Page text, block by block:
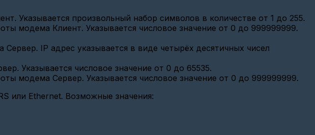
Указывается произвольный набор символов в количестве от 1 до 255.
модема Клиент. Указывается числовое значение от 0 до 999999999.
IP адрес указывается в виде четырёх десятичных чисел
Указывается числовое значение от 0 до 65535.
модема Сервер. Указывается числовое значение от 0 до 999999999.
или Ethernet. Возможные значения: